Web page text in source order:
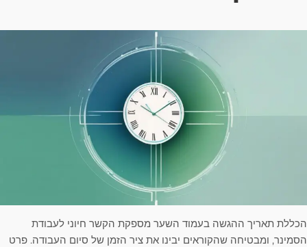
הכללת תאריך ההגשה בעמוד השער מספקת הקשר חיוני לעבודת
הסמינר, ומבטיחה שהקוראים יבינו את ציר הזמן של סיום העבודה. פרט